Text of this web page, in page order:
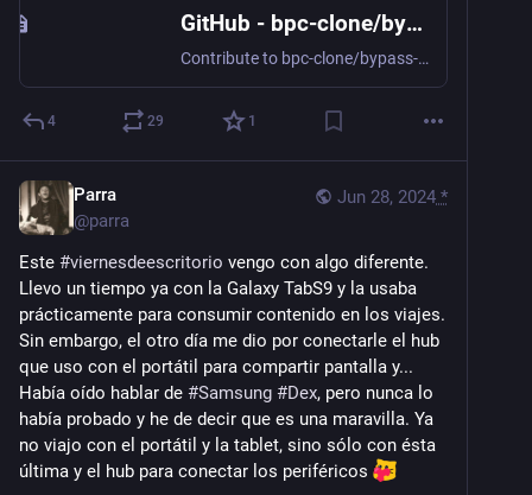
GitHub - bpc-clone/bypass-paywalls-clean-filters
Contribute to bpc-clone/bypass-paywalls-clean-filters development by creating an account on GitHub.
4 29 1
Jun 28, 2024 *
Parra
@parra
Este #viernesdeescritorio vengo con algo diferente.
Llevo un tiempo ya con la Galaxy TabS9 y la usaba
prácticamente para consumir contenido en los viajes.
Sin embargo, el otro día me dio por conectarle el hub
que uso con el portátil para compartir pantalla y...
Había oído hablar de #Samsung #Dex, pero nunca lo
había probado y he de decir que es una maravilla. Ya
no viajo con el portátil y la tablet, sino sólo con ésta
última y el hub para conectar los periféricos